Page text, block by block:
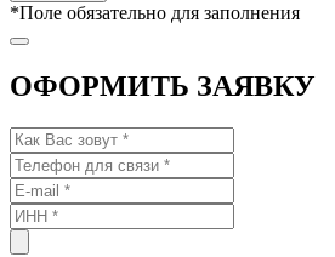
*Поле обязательно для заполнения
ОФОРМИТЬ ЗАЯВКУ